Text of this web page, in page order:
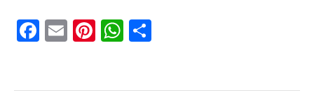
Facebook
Email PinterestWhatsApp